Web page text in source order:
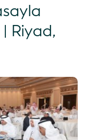
Riyad,